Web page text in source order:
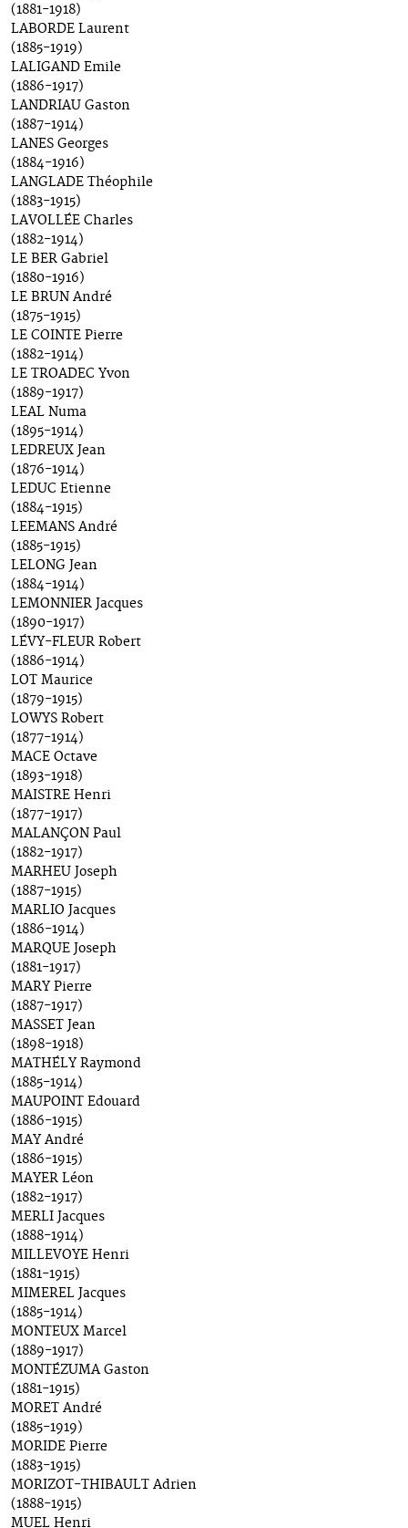
(1881-1918)
LABORDE Laurent
(1885-1919)
LALIGAND Emile
(1886-1917)
LANDRIAU Gaston
(1887-1914)
LANES Georges
(1884-1916)
LANGLADE Théophile
(1883-1915)
LAVOLLÉE Charles
(1882-1914)
LE BER Gabriel
(1880-1916)
LE BRUN André
(1875-1915)
LE COINTE Pierre
(1882-1914)
LE TROADEC Yvon
(1889-1917)
LEAL Numa
(1895-1914)
LEDREUX Jean
(1876-1914)
LEDUC Etienne
(1884-1915)
LEEMANS André
(1885-1915)
LELONG Jean
(1884-1914)
LEMONNIER Jacques
(1890-1917)
LÉVY-FLEUR Robert
(1886-1914)
LOT Maurice
(1879-1915)
LOWYS Robert
(1877-1914)
MACE Octave
(1893-1918)
MAISTRE Henri
(1877-1917)
MALANÇON Paul
(1882-1917)
MARHEU Joseph
(1887-1915)
MARLIO Jacques
(1886-1914)
MARQUE Joseph
(1881-1917)
MARY Pierre
(1887-1917)
MASSET Jean
(1898-1918)
MATHÉLY Raymond
(1885-1914)
MAUPOINT Edouard
(1886-1915)
MAY André
(1886-1915)
MAYER Léon
(1882-1917)
MERLI Jacques
(1888-1914)
MILLEVOYE Henri
(1881-1915)
MIMEREL Jacques
(1885-1914)
MONTEUX Marcel
(1889-1917)
MONTÉZUMA Gaston
(1881-1915)
MORET André
(1885-1919)
MORIDE Pierre
(1883-1915)
MORIZOT-THIBAULT Adrien
(1888-1915)
MUEL Henri